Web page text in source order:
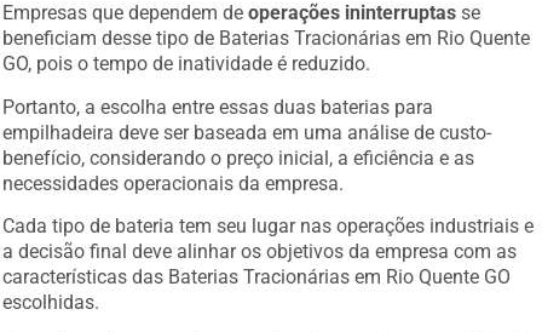
Empresas que dependem deoperações ininterruptas se
beneficiam desse tipo de Baterias Tracionárias em Rio Quente
GO, pois o tempo de inatividade é reduzido.
Portanto, a escolha entre essas duas baterias para
empilhadeira deve ser baseada em uma análise de custo-
benefício, considerando o preço inicial, a eficiência e as
necessidades operacionais da empresa.
Cada tipo de bateria tem seu lugar nas operações industriais e
a decisão final deve alinhar os objetivos da empresa com as
características das Baterias Tracionárias em Rio Quente GO
escolhidas.